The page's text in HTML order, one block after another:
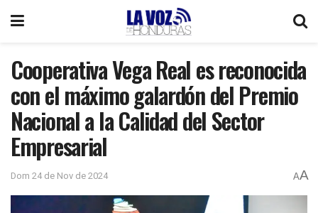
Cooperativa Vega Real es reconocida
con el máximo galardón del Premio
Nacional a la Calidad del Sector
Empresarial
Dom 24 de Nov de 2024 AA